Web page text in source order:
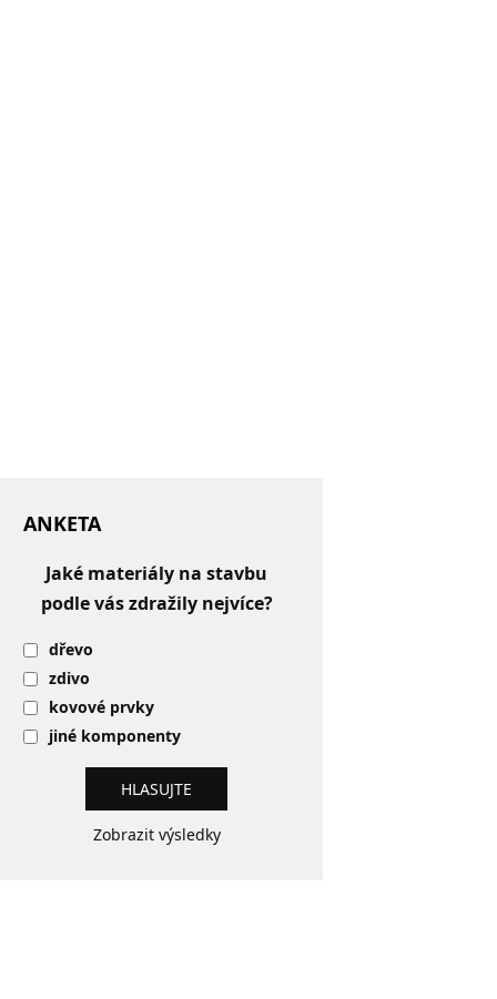
ANKETA
Jaké materiály na stavbu
podle vás zdražily nejvíce?
dřevo
zdivo
kovové prvky
jiné komponenty
Zobrazit výsledky